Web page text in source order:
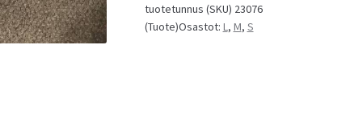
tuotetunnus (SKU) 23076
(Tuote)Osastot: L, M, S